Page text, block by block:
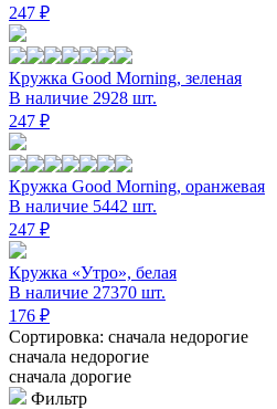
247 ₽
Кружка Good Morning, зеленая
В наличие 2928 шт.
247 ₽
Кружка Good Morning, оранжевая
В наличие 5442 шт.
247 ₽
Кружка «Утро», белая
В наличие 27370 шт.
176 ₽
Сортировка: сначала недорогие
сначала недорогие
сначала дорогие
Фильтр